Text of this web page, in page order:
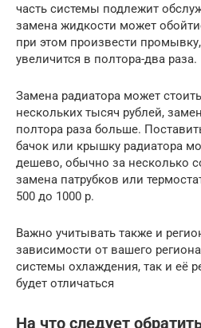
часть системы подлежит
замена жидкости может
при этом произвести
увеличится в полтора-два раза.
Замена радиатора может
нескольких тысяч рублей,
полтора раза больше.
бачок или крышку радиатора
дешево, обычно за несколько
замена патрубков или
500 до 1000 р.
Важно учитывать также и
зависимости от вашего
системы охлаждения, так и её
будет отличаться
На что следует